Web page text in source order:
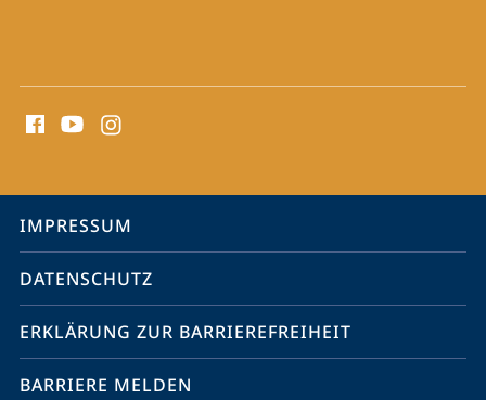
Media
Service-
Navigation
IMPRESSUM
DATENSCHUTZ
ERKLÄRUNG ZUR BARRIEREFREIHEIT
BARRIERE MELDEN